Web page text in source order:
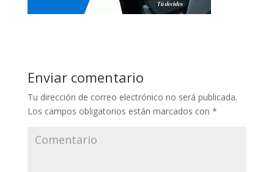
Enviar comentario
Tu dirección de correo electrónico no será publicada.
Los campos obligatorios están marcados con *